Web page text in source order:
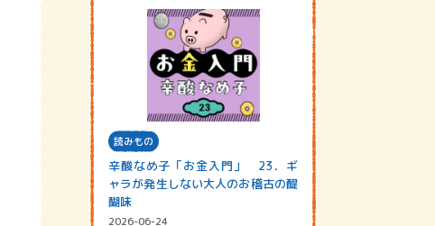
読みもの
辛酸なめ子「お金入門」 23．ギ
ャラが発生しない大人のお稽古の醍
醐味
2026-06-24